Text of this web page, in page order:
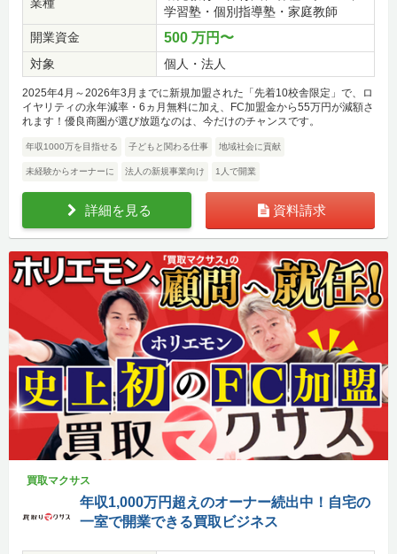
学習塾・個別指導塾・家庭教師
開業資金
500 万円〜
対象 個人・法人
2025年4月～2026年3月までに新規加盟された「先着10校舎限定」で、ロ
イヤリティの永年減率・6ヵ月無料に加え、FC加盟金から55万円が減額さ
れます！優良商圏が選び放題なのは、今だけのチャンスです。
年収1000万を目指せる 子どもと関わる仕事 地域社会に貢献
未経験からオーナーに 法人の新規事業向け 1人で開業
詳細を見る 資料請求
買取マクサス
年収1,000万円超えのオーナー続出中！自宅の
一室で開業できる買取ビジネス